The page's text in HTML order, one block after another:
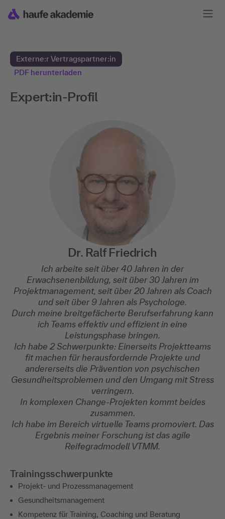
Externe:r Vertragspartner:in
PDF herunterladen
Expert:in-Profil
Dr. Ralf Friedrich
Ich arbeite seit über 40 Jahren in der
Erwachsenenbildung, seit über 30 Jahren im
Projektmanagement, seit über 20 Jahren als Coach
und seit über 9 Jahren als Psychologe.
Durch meine breitgefächerte Berufserfahrung kann
ich Teams effektiv und effizient in eine
Leistungsphase bringen.
Ich habe 2 Schwerpunkte: Einerseits Projektteams
fit machen für herausfordernde Projekte und
andererseits die Prävention von psychischen
Gesundheitsproblemen und den Umgang mit Stress
verringern.
In komplexen Change-Projekten kommt beides
zusammen.
Ich habe im Bereich virtuelle Teams promoviert. Das
Ergebnis meiner Forschung ist das agile
Reifegradmodell VTMM.
Trainingsschwerpunkte
Projekt- und Prozessmanagement
Gesundheitsmanagement
Kompetenz für Training, Coaching und Beratung